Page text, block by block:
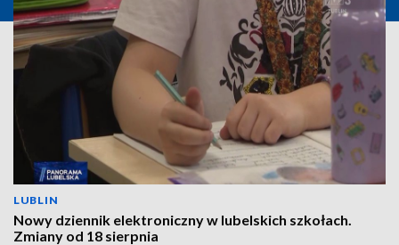
LUBLIN
Nowy dziennik elektroniczny w lubelskich szkołach.
Zmiany od 18 sierpnia